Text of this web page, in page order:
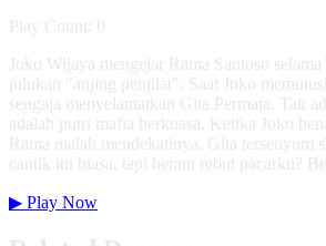
Play Count: 0
Joko Wijaya mengejar Rama Santoso
julukan "anjing penjilat". Saat Joko
sengaja menyelamatkan Gita Permata. Tak
adalah putri mafia berkuasa. Ketika Joko
Rama malah mendekatinya. Gita tersenyum
cantik itu biasa, tapi berani rebut pacarku?
▶ Play Now